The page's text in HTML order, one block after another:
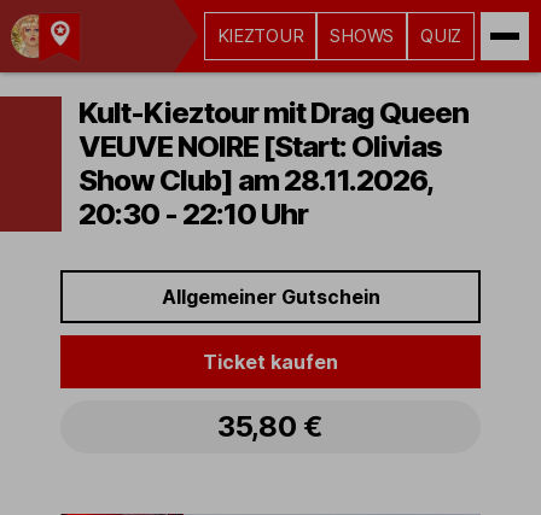
Kult-
Kieztouren
Hamburg
KIEZTOUR SHOWS QUIZ
Kult-Kieztour mit Drag Queen
VEUVE NOIRE [Start: Olivias
Show Club] am 28.11.2026,
20:30 - 22:10 Uhr
Allgemeiner Gutschein
Ticket kaufen
35,80 €